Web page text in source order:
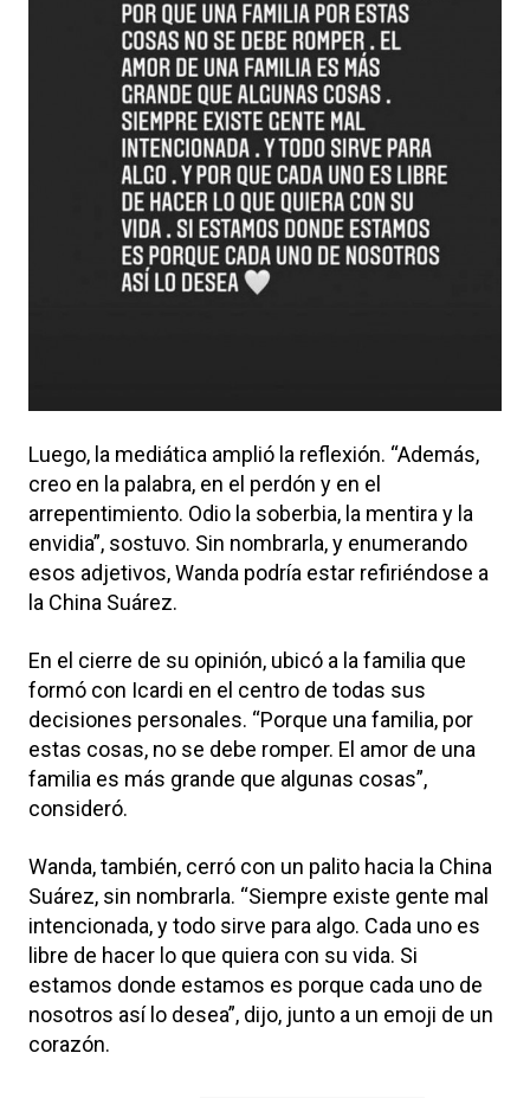
Luego, la mediática amplió la reflexión. “Además,
creo en la palabra, en el perdón y en el
arrepentimiento. Odio la soberbia, la mentira y la
envidia”, sostuvo. Sin nombrarla, y enumerando
esos adjetivos, Wanda podría estar refiriéndose a
la China Suárez.
En el cierre de su opinión, ubicó a la familia que
formó con Icardi en el centro de todas sus
decisiones personales. “Porque una familia, por
estas cosas, no se debe romper. El amor de una
familia es más grande que algunas cosas”,
consideró.
Wanda, también, cerró con un palito hacia la China
Suárez, sin nombrarla. “Siempre existe gente mal
intencionada, y todo sirve para algo. Cada uno es
libre de hacer lo que quiera con su vida. Si
estamos donde estamos es porque cada uno de
nosotros así lo desea”, dijo, junto a un emoji de un
corazón.